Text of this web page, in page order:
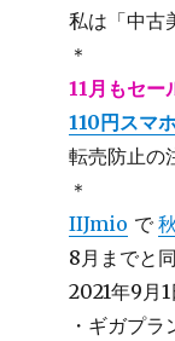
私は「中古
＊
11月もセ
110円スマ
転売防止の
＊
IIJmio で
8月までと
2021年9月
・ギガプ